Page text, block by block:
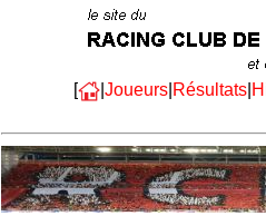
[ | Joueurs| Résultats|